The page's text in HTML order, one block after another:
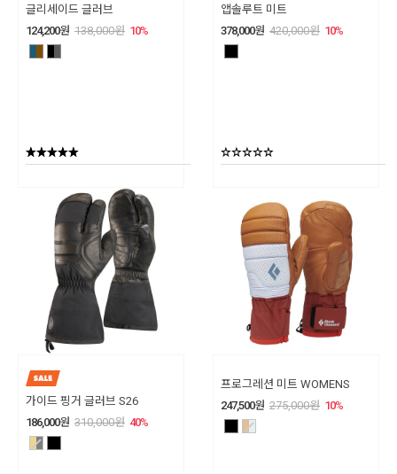
글리세이드 글러브
124,200원 138,000원 10%
앱솔루트 미트
378,000원 420,000원 10%
가이드 핑거 글러브 S26
186,000원 310,000원 40%
프로그레션 미트 WOMENS
247,500원 275,000원 10%